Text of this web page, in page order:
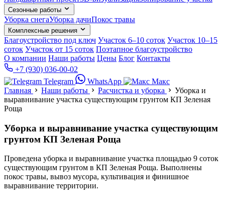
Сезонные работы
Уборка снегаУборка дачиПокос травы
Комплексные решения
Благоустройство под ключ Участок 6–10 соток Участок 10–15
соток Участок от 15 соток Поэтапное благоустройство
О компании Наши работы Цены Блог Контакты
+7 (930) 036-00-02
Telegram
WhatsApp
Макс
Главная
Наши работы Расчистка и уборка
Уборка и
выравнивание участка существующим грунтом КП Зеленая
Роща
Уборка и выравнивание участка существующим
грунтом КП Зеленая Роща
Проведена уборка и выравнивание участка площадью 9 соток
существующим грунтом в КП Зеленая Роща. Выполнены
покос травы, вывоз мусора, культивация и финишное
выравнивание территории.